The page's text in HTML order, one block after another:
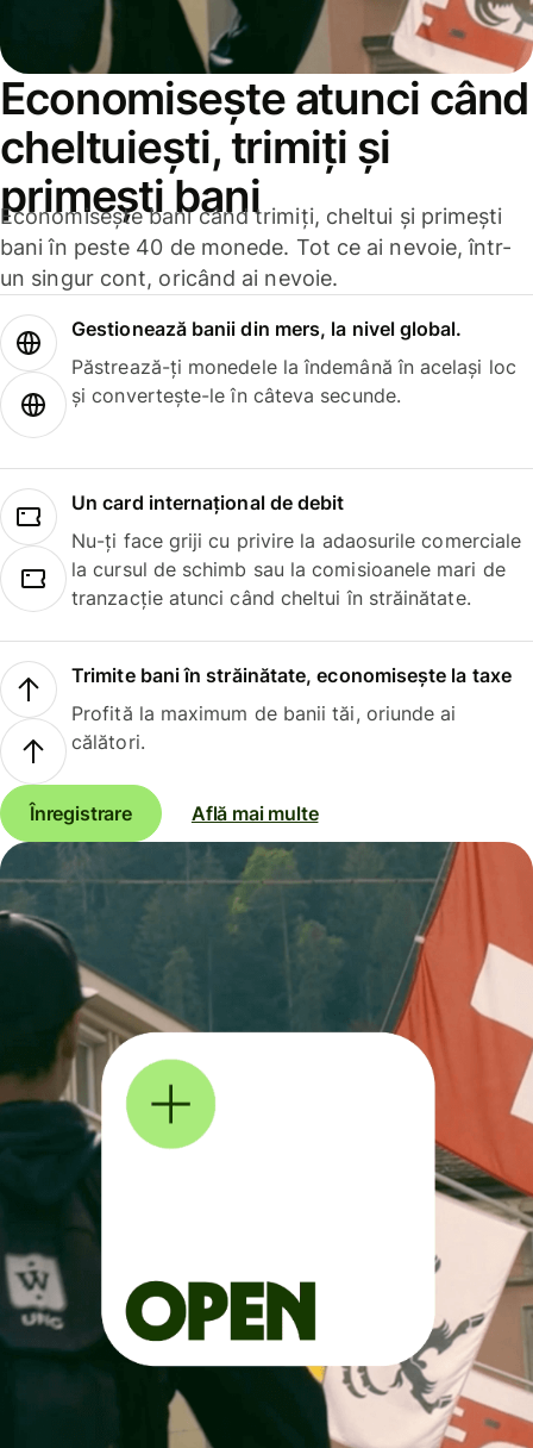
Economisește atunci când
cheltuiești, trimiți și
primești bani
Economisește bani când trimiți, cheltui și primești
bani în peste 40 de monede. Tot ce ai nevoie, într-
un singur cont, oricând ai nevoie.
Gestionează banii din mers, la nivel global.
Păstrează-ți monedele la îndemână în același loc
și convertește-le în câteva secunde.
Un card internațional de debit
Nu-ți face griji cu privire la adaosurile comerciale
la cursul de schimb sau la comisioanele mari de
tranzacție atunci când cheltui în străinătate.
Trimite bani în străinătate, economisește la taxe
Profită la maximum de banii tăi, oriunde ai
călători.
Înregistrare Află mai multe